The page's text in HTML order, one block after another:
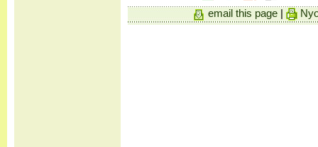
email this page